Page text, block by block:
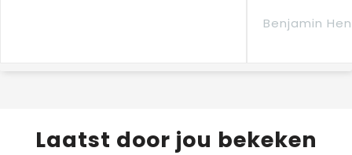
Benjamin
Laatst door jou bekeken